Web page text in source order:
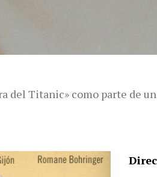
del Titanic» como parte de